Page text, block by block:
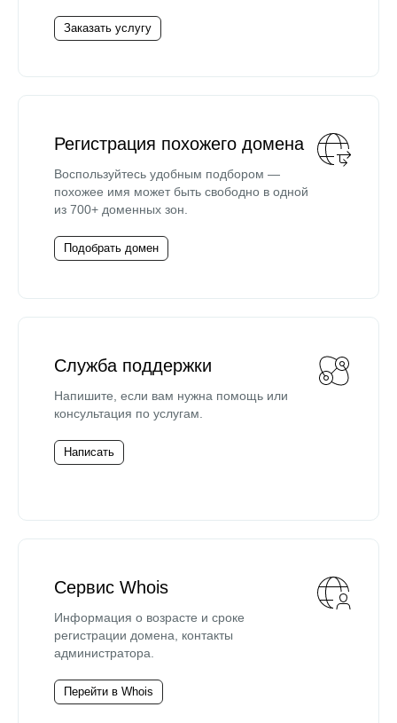
Заказать услугу
Регистрация похожего домена
Воспользуйтесь удобным подбором —
похожее имя может быть свободно в одной
из 700+ доменных зон.
Подобрать домен
Служба поддержки
Напишите, если вам нужна помощь или
консультация по услугам.
Написать
Сервис Whois
Информация о возрасте и сроке
регистрации домена, контакты
администратора.
Перейти в Whois